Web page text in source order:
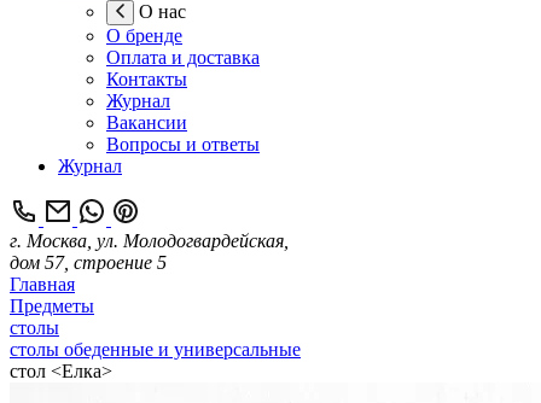
О нас
О бренде
Оплата и доставка
Контакты
Журнал
Вакансии
Вопросы и ответы
Журнал
г. Москва, ул. Молодогвардейская,
дом 57, строение 5
Главная
Предметы
столы
столы обеденные и универсальные
cтол <Елка>